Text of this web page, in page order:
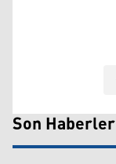
Son Haberler